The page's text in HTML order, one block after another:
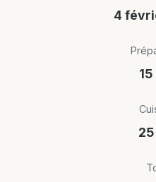
4
15